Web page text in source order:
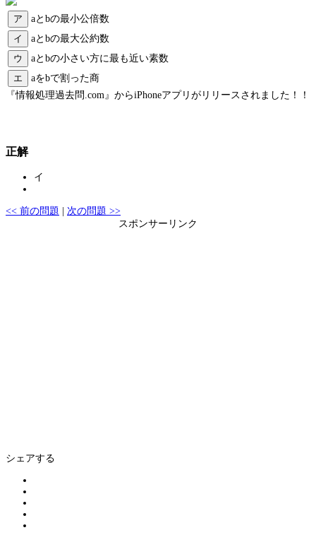
ア
aとbの最小公倍数
イ
aとbの最大公約数
ウ
aとbの小さい方に最も近い素数
エ
aをbで割った商
『情報処理過去問.com』からiPhoneアプリがリリースされました！！
正解
イ
<< 前の問題
次の問題 >>
スポンサーリンク
シェアする